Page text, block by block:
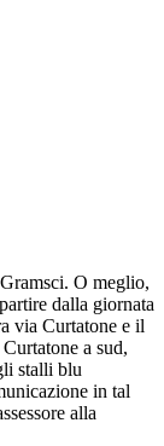
O meglio,
dalla giornata
via Curtatone e il
a sud,
stalli blu
in tal
alla